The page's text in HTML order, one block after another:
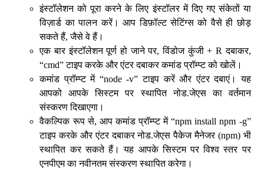
इंस्टॉलेशन को पूरा करने के लिए इंस्टॉलर में दिए गए संकेतों या
विज़ार्ड का पालन करें। आप डिफ़ॉल्ट सेटिंग्स को वैसे ही छोड़
सकते हैं, जैसे वे हैं।
एक बार इंस्टॉलेशन पूर्ण हो जाने पर, विंडोज कुंजी + R दबाकर,
“cmd” टाइप करके और एंटर दबाकर कमांड प्रॉम्प्ट को खोलें।
कमांड प्रॉम्प्ट में “node -v” टाइप करें और एंटर दबाएं। यह
आपको आपके सिस्टम पर स्थापित नोड.जेएस का वर्तमान
संस्करण दिखाएगा।
वैकल्पिक रूप से, आप कमांड प्रॉम्प्ट में “npm install npm -g”
टाइप करके और एंटर दबाकर नोड.जेएस पैकेज मैनेजर (npm) भी
स्थापित कर सकते हैं। यह आपके सिस्टम पर विश्व स्तर पर
एनपीएम का नवीनतम संस्करण स्थापित करेगा।